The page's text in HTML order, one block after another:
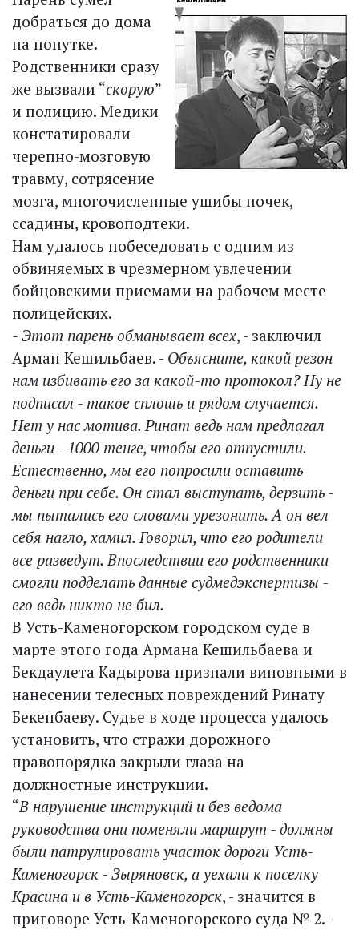
добраться до дома
на попутке.
Родственники сразу
же вызвали “скорую”
и полицию. Медики
констатировали
черепно-мозговую
травму, сотрясение
мозга, многочисленные ушибы почек,
ссадины, кровоподтеки.
Нам удалось побеседовать с одним из
обвиняемых в чрезмерном увлечении
бойцовскими приемами на рабочем месте
полицейских.
- Этот парень обманывает всех, - заключил
Арман Кешильбаев. - Объясните, какой резон
нам избивать его за какой-то протокол? Ну не
подписал - такое сплошь и рядом случается.
Нет у нас мотива. Ринат ведь нам предлагал
деньги - 1000 тенге, чтобы его отпустили.
Естественно, мы его попросили оставить
деньги при себе. Он стал выступать, дерзить -
мы пытались его словами урезонить. А он вел
себя нагло, хамил. Говорил, что его родители
все разведут. Впоследствии его родственники
смогли подделать данные судмедэкспертизы -
его ведь никто не бил.
В Усть-Каменогорском городском суде в
марте этого года Армана Кешильбаева и
Бекдаулета Кадырова признали виновными в
нанесении телесных повреждений Ринату
Бекенбаеву. Судье в ходе процесса удалось
установить, что стражи дорожного
правопорядка закрыли глаза на
должностные инструкции.
“В нарушение инструкций и без ведома
руководства они поменяли маршрут - должны
были патрулировать участок дороги Усть-
Каменогорск - Зыряновск, а уехали к поселку
Красина и в Усть-Каменогорск, - значится в
приговоре Усть-Каменогорского суда № 2. -